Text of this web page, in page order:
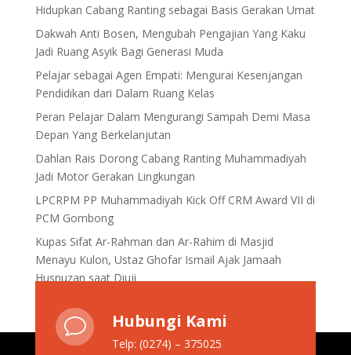
Hidupkan Cabang Ranting sebagai Basis Gerakan Umat
Dakwah Anti Bosen, Mengubah Pengajian Yang Kaku
Jadi Ruang Asyik Bagi Generasi Muda
Pelajar sebagai Agen Empati: Mengurai Kesenjangan
Pendidikan dari Dalam Ruang Kelas
Peran Pelajar Dalam Mengurangi Sampah Demi Masa
Depan Yang Berkelanjutan
Dahlan Rais Dorong Cabang Ranting Muhammadiyah
Jadi Motor Gerakan Lingkungan
LPCRPM PP Muhammadiyah Kick Off CRM Award VII di
PCM Gombong
Kupas Sifat Ar-Rahman dan Ar-Rahim di Masjid
Menayu Kulon, Ustaz Ghofar Ismail Ajak Jamaah
Husnuzan saat Diuji
v Hubungi Kami
Telp: (0274) – 375025